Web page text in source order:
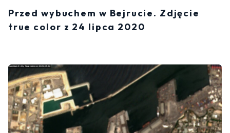
Przed wybuchem w Bejrucie. Zdjęcie
true color z 24 lipca 2020